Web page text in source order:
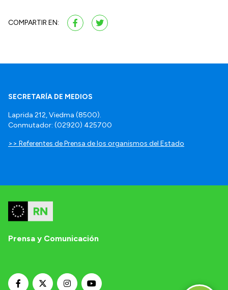
COMPARTIR EN:
SECRETARÍA DE MEDIOS
Laprida 212, Viedma (8500).
Conmutador: (02920) 425700
>> Referentes de Prensa de los organismos del Estado
Prensa y Comunicación